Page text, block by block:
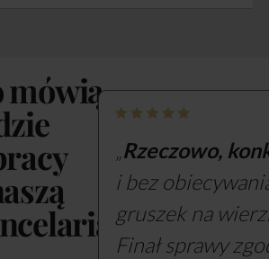
mówią
„Rzeczowo,
i bez
gruszek na
Finał sprawy
Socha-
Skrzypiec (60